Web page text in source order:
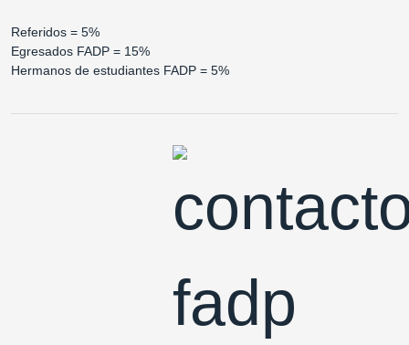
Referidos = 5%
Egresados FADP = 15%
Hermanos de estudiantes FADP = 5%